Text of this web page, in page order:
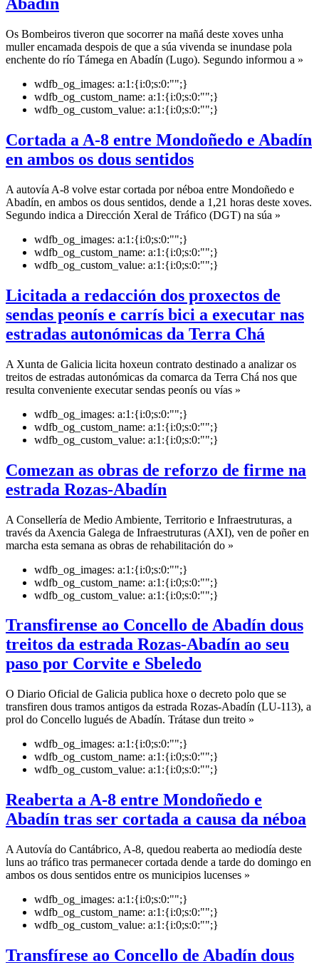
Abadín
Os Bombeiros tiveron que socorrer na mañá deste xoves unha
muller encamada despois de que a súa vivenda se inundase pola
enchente do río Támega en Abadín (Lugo). Segundo informou a »
wdfb_og_images: a:1:{i:0;s:0:"";}
wdfb_og_custom_name: a:1:{i:0;s:0:"";}
wdfb_og_custom_value: a:1:{i:0;s:0:"";}
Cortada a A-8 entre Mondoñedo e Abadín
en ambos os dous sentidos
A autovía A-8 volve estar cortada por néboa entre Mondoñedo e
Abadín, en ambos os dous sentidos, dende a 1,21 horas deste xoves.
Segundo indica a Dirección Xeral de Tráfico (DGT) na súa »
wdfb_og_images: a:1:{i:0;s:0:"";}
wdfb_og_custom_name: a:1:{i:0;s:0:"";}
wdfb_og_custom_value: a:1:{i:0;s:0:"";}
Licitada a redacción dos proxectos de
sendas peonís e carrís bici a executar nas
estradas autonómicas da Terra Chá
A Xunta de Galicia licita hoxeun contrato destinado a analizar os
treitos de estradas autonómicas da comarca da Terra Chá nos que
resulta conveniente executar sendas peonís ou vías »
wdfb_og_images: a:1:{i:0;s:0:"";}
wdfb_og_custom_name: a:1:{i:0;s:0:"";}
wdfb_og_custom_value: a:1:{i:0;s:0:"";}
Comezan as obras de reforzo de firme na
estrada Rozas-Abadín
A Consellería de Medio Ambiente, Territorio e Infraestruturas, a
través da Axencia Galega de Infraestruturas (AXI), ven de poñer en
marcha esta semana as obras de rehabilitación do »
wdfb_og_images: a:1:{i:0;s:0:"";}
wdfb_og_custom_name: a:1:{i:0;s:0:"";}
wdfb_og_custom_value: a:1:{i:0;s:0:"";}
Transfirense ao Concello de Abadín dous
treitos da estrada Rozas-Abadín ao seu
paso por Corvite e Sbeledo
O Diario Oficial de Galicia publica hoxe o decreto polo que se
transfiren dous tramos antigos da estrada Rozas-Abadín (LU-113), a
prol do Concello lugués de Abadín. Trátase dun treito »
wdfb_og_images: a:1:{i:0;s:0:"";}
wdfb_og_custom_name: a:1:{i:0;s:0:"";}
wdfb_og_custom_value: a:1:{i:0;s:0:"";}
Reaberta a A-8 entre Mondoñedo e
Abadín tras ser cortada a causa da néboa
A Autovía do Cantábrico, A-8, quedou reaberta ao mediodía deste
luns ao tráfico tras permanecer cortada dende a tarde do domingo en
ambos os dous sentidos entre os municipios lucenses »
wdfb_og_images: a:1:{i:0;s:0:"";}
wdfb_og_custom_name: a:1:{i:0;s:0:"";}
wdfb_og_custom_value: a:1:{i:0;s:0:"";}
Transfírese ao Concello de Abadín dous